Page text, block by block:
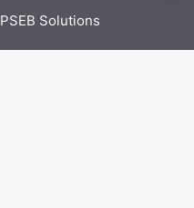
PSEB Solutions